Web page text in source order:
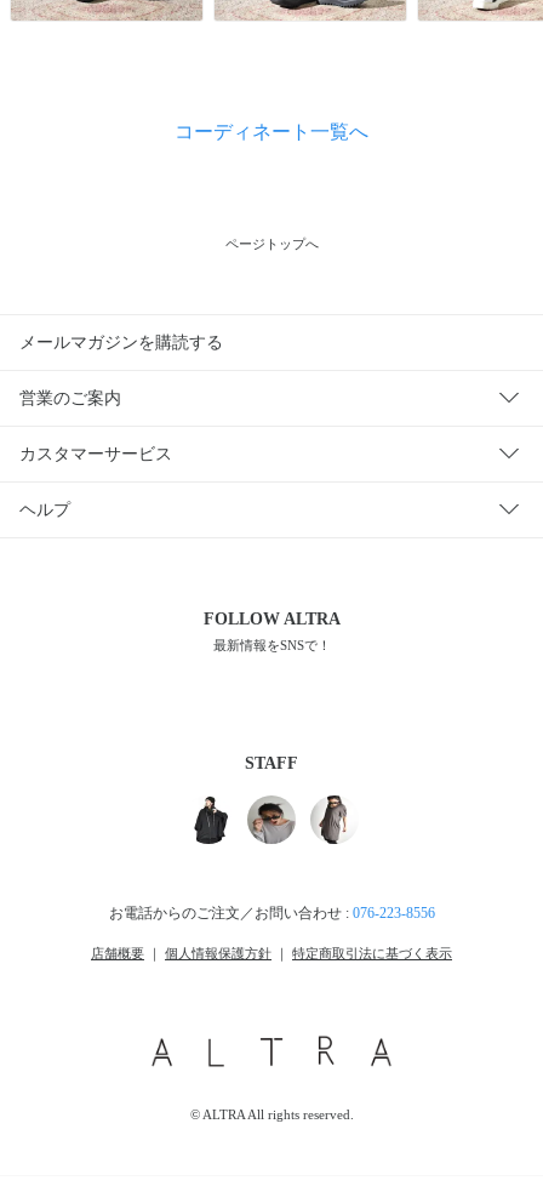
コーディネート一覧へ
ページトップへ
メールマガジンを購読する
営業のご案内
カスタマーサービス
ヘルプ
FOLLOWALTRA
最新情報をSNSで！
STAFF
お電話からのご注文／お問い合わせ : 076-223-8556
店舗概要 ｜ 個人情報保護方針 ｜ 特定商取引法に基づく表示
© ALTRA All rights reserved.